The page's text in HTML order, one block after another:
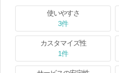
使いやすさ
3件
カスタマイズ性
1件